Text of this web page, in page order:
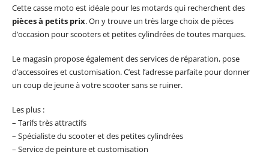
Cette casse moto est idéale pour les motards qui recherchent des
pièces à petits prix. On y trouve un très large choix de pièces
d’occasion pour scooters et petites cylindrées de toutes marques.
Le magasin propose également des services de réparation, pose
d’accessoires et customisation. C’est l’adresse parfaite pour donner
un coup de jeune à votre scooter sans se ruiner.
Les plus :
– Tarifs très attractifs
– Spécialiste du scooter et des petites cylindrées
– Service de peinture et customisation